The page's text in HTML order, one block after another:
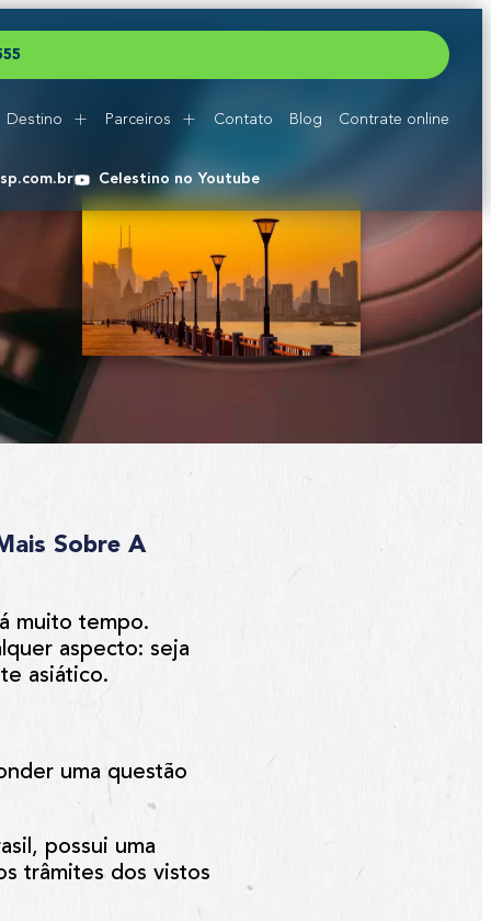
55
Destino Parceiros Contato Blog Contrate online
Celestino no Youtube
Sobre A
muito tempo.
aspecto: seja
asiático.
uma questão
possui uma
trâmites dos vistos